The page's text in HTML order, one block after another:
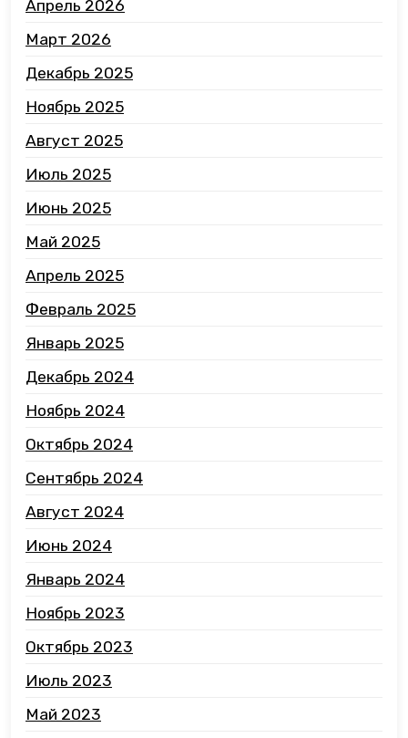
Апрель 2026
Март 2026
Декабрь 2025
Ноябрь 2025
Август 2025
Июль 2025
Июнь 2025
Май 2025
Апрель 2025
Февраль 2025
Январь 2025
Декабрь 2024
Ноябрь 2024
Октябрь 2024
Сентябрь 2024
Август 2024
Июнь 2024
Январь 2024
Ноябрь 2023
Октябрь 2023
Июль 2023
Май 2023